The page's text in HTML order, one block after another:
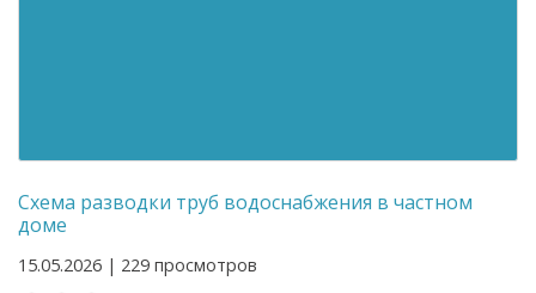
Схема разводки труб водоснабжения в частном
доме
15.05.2026 | 229 просмотров